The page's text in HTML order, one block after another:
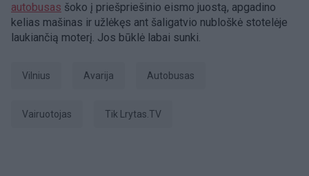
autobusas šoko į priešpriešinio eismo juostą, apgadino
kelias mašinas ir užlėkęs ant šaligatvio nubloškė stotelėje
laukiančią moterį. Jos būklė labai sunki.
Vilnius avarija Autobusas
vairuotojas tik Lrytas.TV